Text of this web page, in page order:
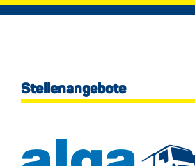
Stellenangebote